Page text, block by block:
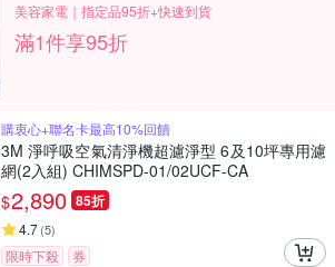
美容家電｜指定品95折+快速到貨
滿1件享95折
購衷心+聯名卡最高10%回饋
3M 淨呼吸空氣清淨機超濾淨型 6及10坪專用濾
網(2入組) CHIMSPD-01/02UCF-CA
$2,890 85折
4.7(5)
限時下殺
券